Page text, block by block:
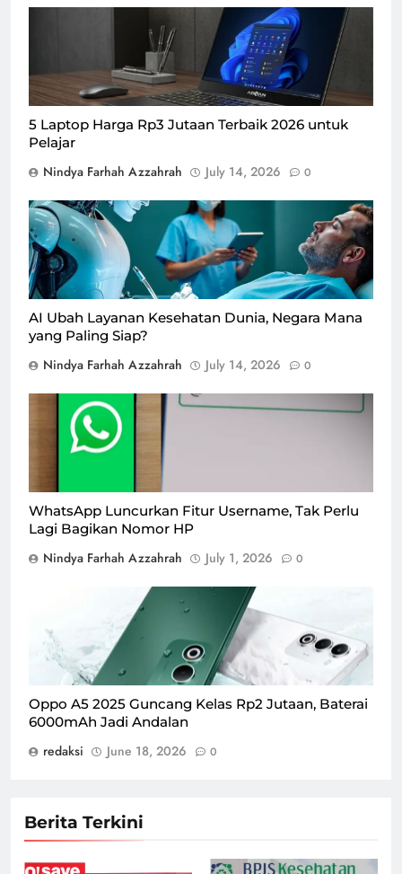
ADVAN Soulmate menjadi laptop terbaru dan termurah
2026 untuk dana pelajar/Foto : Dok. ADVAN
5 Laptop Harga Rp3 Jutaan Terbaik 2026 untuk
Pelajar
Nindya Farhah Azzahrah July 14, 2026 0
Ilustrasi pemanfaatan kecerdasan buatan (Artificial
Intelligence/AI) di sektor kesehatan/Foto : Dok. X
AI Ubah Layanan Kesehatan Dunia, Negara Mana
yang Paling Siap?
Nindya Farhah Azzahrah July 14, 2026 0
Fitur baru WhatsApp, username, mudahkan pengguna
untuk chat tanpa nomer/Foto : Dok. Istimewa
WhatsApp Luncurkan Fitur Username, Tak Perlu
Lagi Bagikan Nomor HP
Nindya Farhah Azzahrah July 1, 2026 0
Oppo A5 2025/Foto : Dok. Oppo
Oppo A5 2025 Guncang Kelas Rp2 Jutaan, Baterai
6000mAh Jadi Andalan
redaksi June 18, 2026 0
Berita Terkini